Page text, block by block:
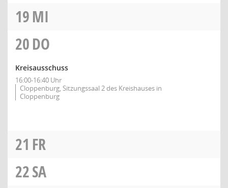
19MI
20DO
Kreisausschuss
16:00-16:40 Uhr
Cloppenburg, Sitzungssaal 2 des Kreishauses in
Cloppenburg
21 FR
22SA